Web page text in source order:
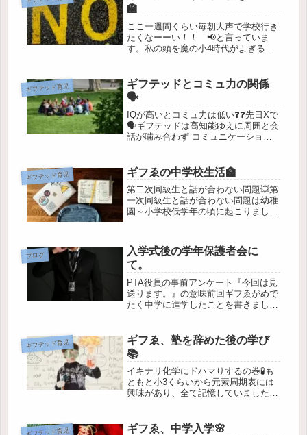
🏫
ここ一週間くらい毎朝大声で学校行き
たくなーーい！！ 📢と言っていま
す。私の頭を魔の小4時代がよぎる…
い。②国語と音楽の先生が嫌い。(明
らかに思春期の子ども非対応型)③美
術を...
ギフテッド育児
ギフテッドとコミュ力の関係
🗣️
IQが高いとコミュ力は低い❓❓先日Xで
🗣️ギフテッドは高知能ゆえに周囲と会
話が噛み合わず コミュニケーション
というやり取りを見ました。ギフゑの
ことを思い返してみると・・・...
ギフテッド育児 ギフゑの中学校生活🏫
第二次同級生と話が合わない問題💥第
一次同級生と話が合わない問題は幼稚
園～小学校低学年の頃に起こりまし
れではないものの、言葉を覚えるのが
早かったのもあり幼稚園児の段階です
でに...
ブログ
入学式後の学年保護者会に
て。
PTA役員の事前アンケート『今回は見
送ります。』の意味前回ギフゑがめで
たく中学に進学したことを書きました
生のPTA役員決めは、事前にアンケー
トがあり毎年そこまで時間はかから...
ギフテッド育児
ギフゑ、塾を辞めた後の学び
📚
イキナリ化学にドハマりするの巻🧪も
ともと小3くらいから元素周期表には
興味があり、全て記憶していました。
科学館へ行くとお土産屋さんで元素の
ギフテッド育児 ギフゑ、中学入学🌸